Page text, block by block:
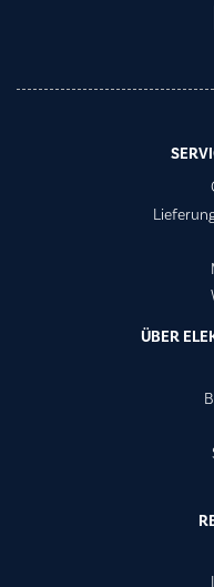
ÜBER